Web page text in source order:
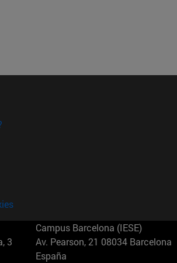
3
Campus Barcelona (IESE)
Av. Pearson, 21 08034 Barcelona
España